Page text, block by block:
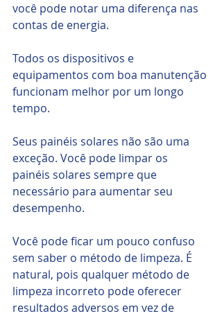
você pode notar uma diferença nas
contas de energia.
Todos os dispositivos e
equipamentos com boa manutenção
funcionam melhor por um longo
tempo.
Seus painéis solares não são uma
exceção. Você pode limpar os
painéis solares sempre que
necessário para aumentar seu
desempenho.
Você pode ficar um pouco confuso
sem saber o método de limpeza. É
natural, pois qualquer método de
limpeza incorreto pode oferecer
resultados adversos em vez de